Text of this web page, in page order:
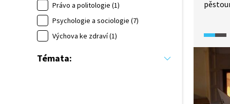
Právo a politologie (1)
Psychologie a sociologie (7)
Výchova ke zdraví (1)
Témata:
kvůli
od
po